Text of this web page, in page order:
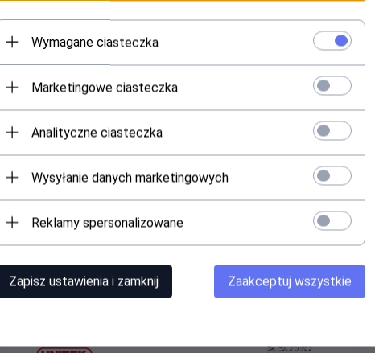
Unitek Y-247A USB
Karta dźwiękowa 7w1 Savio AK-08
Wymagane ciasteczka
Marketingowe ciasteczka
Analityczne ciasteczka
Wysyłanie danych marketingowych
Reklamy spersonalizowane
Zapisz ustawienia i zamknij Zaakceptuj wszystkie